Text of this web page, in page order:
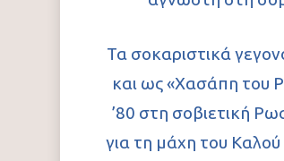
Τα σοκαριστικά
και ως «Χασάπη του
’80 στη σοβιετική
για τη μάχη του